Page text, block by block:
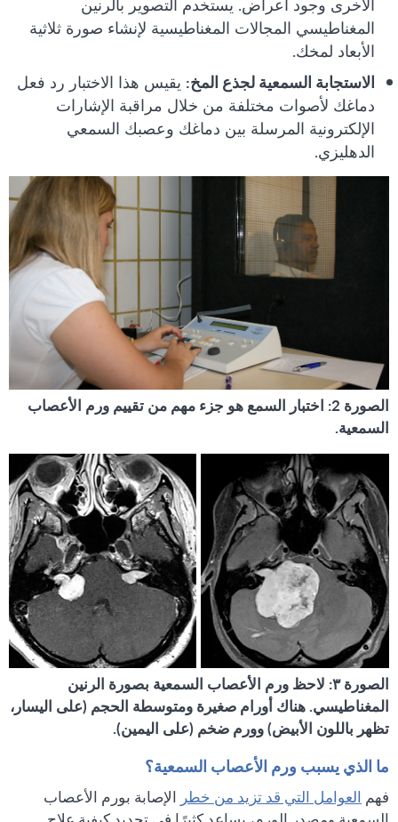
المغناطيسي المجالات المغناطيسية لإنشاء صورة ثلاثية
الأبعاد لمخك.
الاستجابة السمعية لجذع المخ: يقيس هذا الاختبار رد فعل
دماغك لأصوات مختلفة من خلال مراقبة الإشارات
الإلكترونية المرسلة بين دماغك وعصبك السمعي
الدهليزي.
الصورة 2: اختبار السمع هو جزء مهم من تقييم ورم الأعصاب
السمعية.
الصورة ٣: لاحظ ورم الأعصاب السمعية بصورة الرنين
المغناطيسي. هناك أورام صغيرة ومتوسطة الحجم (على اليسار،
تظهر باللون الأبيض) وورم ضخم (على اليمين).
ما الذي يسبب ورم الأعصاب السمعية؟
فهم العوامل التي قد تزيد من خطر الإصابة بورم الأعصاب